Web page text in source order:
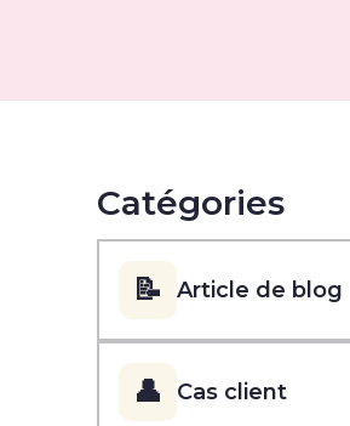
Catégories
📝 Article de blog
👤 Cas client